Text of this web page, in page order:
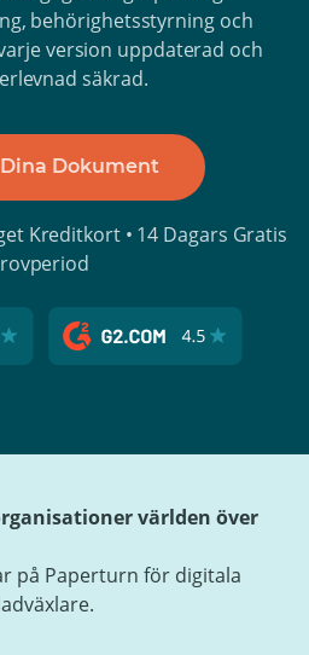
behörighetsstyrning och
version uppdaterad och
säkrad.
Dokument
Kreditkort • 14 Dagars Gratis
världen över